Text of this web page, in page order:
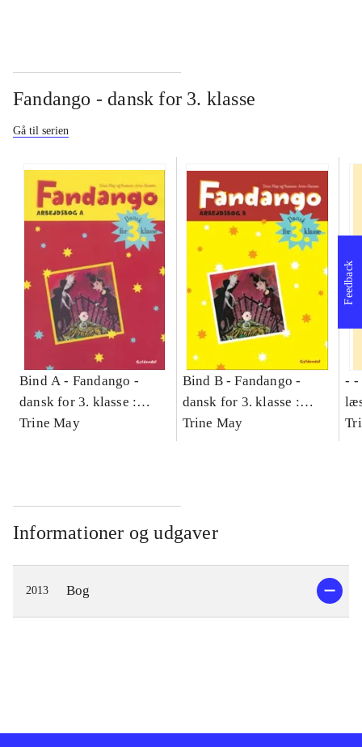
Fandango - dansk for 3. klasse
Gå til serien
Bind A - Fandango -
dansk for 3. klasse :
grundbog -- Arbejdsbog.
Trine May
Bind B -Fandango -
dansk for 3. klasse :
grundbog -- Arbejdsbog.
Trine May
- -
-
Informationer og udgaver
2013 Bog
Feedback